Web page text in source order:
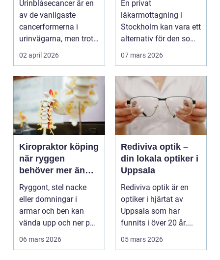
diagnosen
Urinblåsecancer är en
av de vanligaste
cancerformerna i
urinvägarna, men trots
det hamnar den ofta
02 april 2026
specialistkunskap
är viktig
En privat
läkarmottagning i
Stockholm kan vara ett
alternativ för den som
vill ha snabb tillgång
07 mars 2026
Kiropraktor köping
när ryggen
behöver mer än
vila
Ryggont, stel nacke
eller domningar i
armar och ben kan
vända upp och ner på
vardagen. Många
06 mars 2026
Rediviva optik –
din lokala optiker i
Uppsala
Rediviva optik är en
optiker i hjärtat av
Uppsala som har
funnits i över 20 år....
05 mars 2026